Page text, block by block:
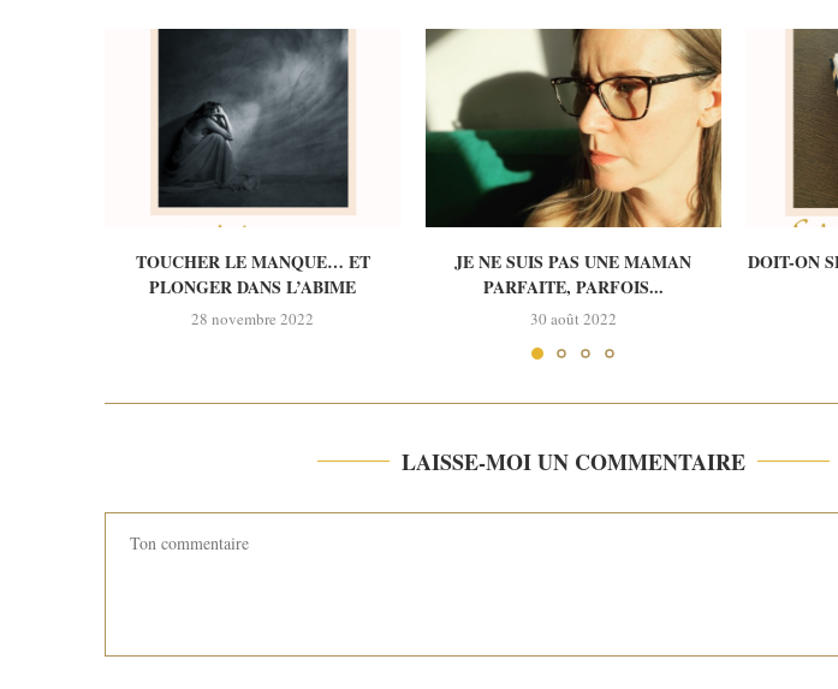
TOUCHER LE MANQUE… ET
PLONGER DANS L’ABIME
28 novembre 2022
JE NE SUIS PAS UNE MAMAN
PARFAITE, PARFOIS...
30 août 2022
DOIT-ON
LAISSE-MOI UN COMMENTAIRE